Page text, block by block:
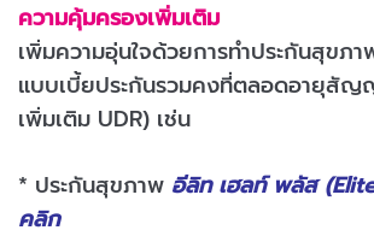
ความคุ้มครองเพิ่มเติม
เพิ่มความอุ่นใจด้วยการทำประกันสุขภา
แบบเบี้ยประกันรวมคงที่ตลอดอายุสั
เพิ่มเติม UDR) เช่น
* ประกันสุขภาพ อีลิท เฮลท์ พลัส
คลิก